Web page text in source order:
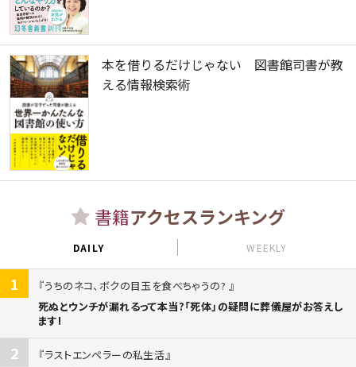
本を借りるだけじゃない 図書館司書が教
える情報検索術
書籍アクセスランキング
DAILY WEEKLY
1
うちのネコ、ボクの目玉を食べちゃうの?
死ぬとウンチが漏れるって本当?「死体」の疑問に葬儀屋がお答えし
ます!
2
ラストエンペラーの私生活